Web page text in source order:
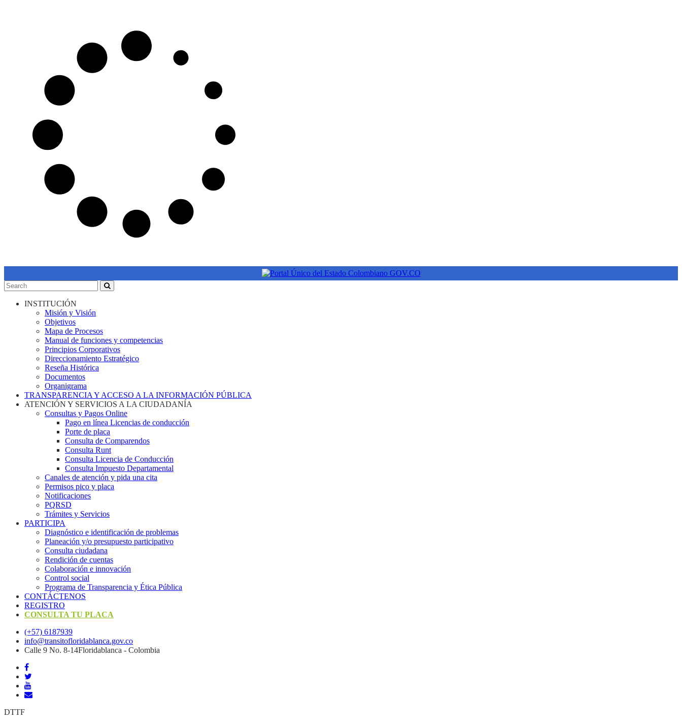
INSTITUCIÓN
Misión y Visión
Objetivos
Mapa de Procesos
Manual de funciones y competencias
Principios Corporativos
Direccionamiento Estratégico
Reseña Histórica
Documentos
Organigrama
TRANSPARENCIA Y ACCESO A LA INFORMACIÓN PÚBLICA
ATENCIÓN Y SERVICIOS A LA CIUDADANÍA
Consultas y Pagos Online
Pago en línea Licencias de conducción
Porte de placa
Consulta de Comparendos
Consulta Runt
Consulta Licencia de Conducción
Consulta Impuesto Departamental
Canales de atención y pida una cita
Permisos pico y placa
Notificaciones
PQRSD
Trámites y Servicios
PARTICIPA
Diagnóstico e identificación de problemas
Planeación y/o presupuesto participativo​
Consulta ciudadana
Rendición de cuentas
Colaboración e innovación
Control social
Programa de Transparencia y Ética Pública
CONTÁCTENOS
REGISTRO
CONSULTA TU PLACA
(+57) 6187939
info@transitofloridablanca.gov.co
Calle 9 No. 8-14Floridablanca - Colombia
DTTF